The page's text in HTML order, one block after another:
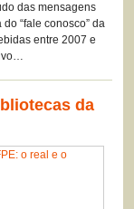
das mensagens
“fale conosco” da
entre 2007 e
da